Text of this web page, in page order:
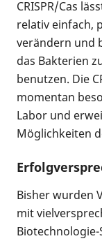
CRISPR/Cas
relativ einfach,
verändern und
das Bakterien
benutzen. Die
momentan
Labor und
Möglichkeiten
Bisher wurden
mit